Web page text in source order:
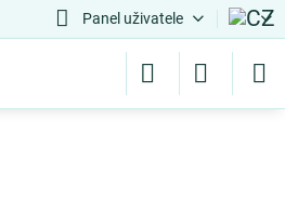
Panel uživatele